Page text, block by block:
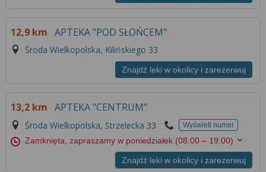
12,9 km APTEKA "POD SŁOŃCEM"
Środa Wielkopolska, Kilińskiego 33
Znajdź leki w okolicy i zarezerwuj
13,2 km APTEKA "CENTRUM"
Środa Wielkopolska, Strzelecka 33 Wyświetl numer
Zamknięta, zapraszamy w poniedziałek (08:00 – 19:00)
Znajdź leki w okolicy i zarezerwuj